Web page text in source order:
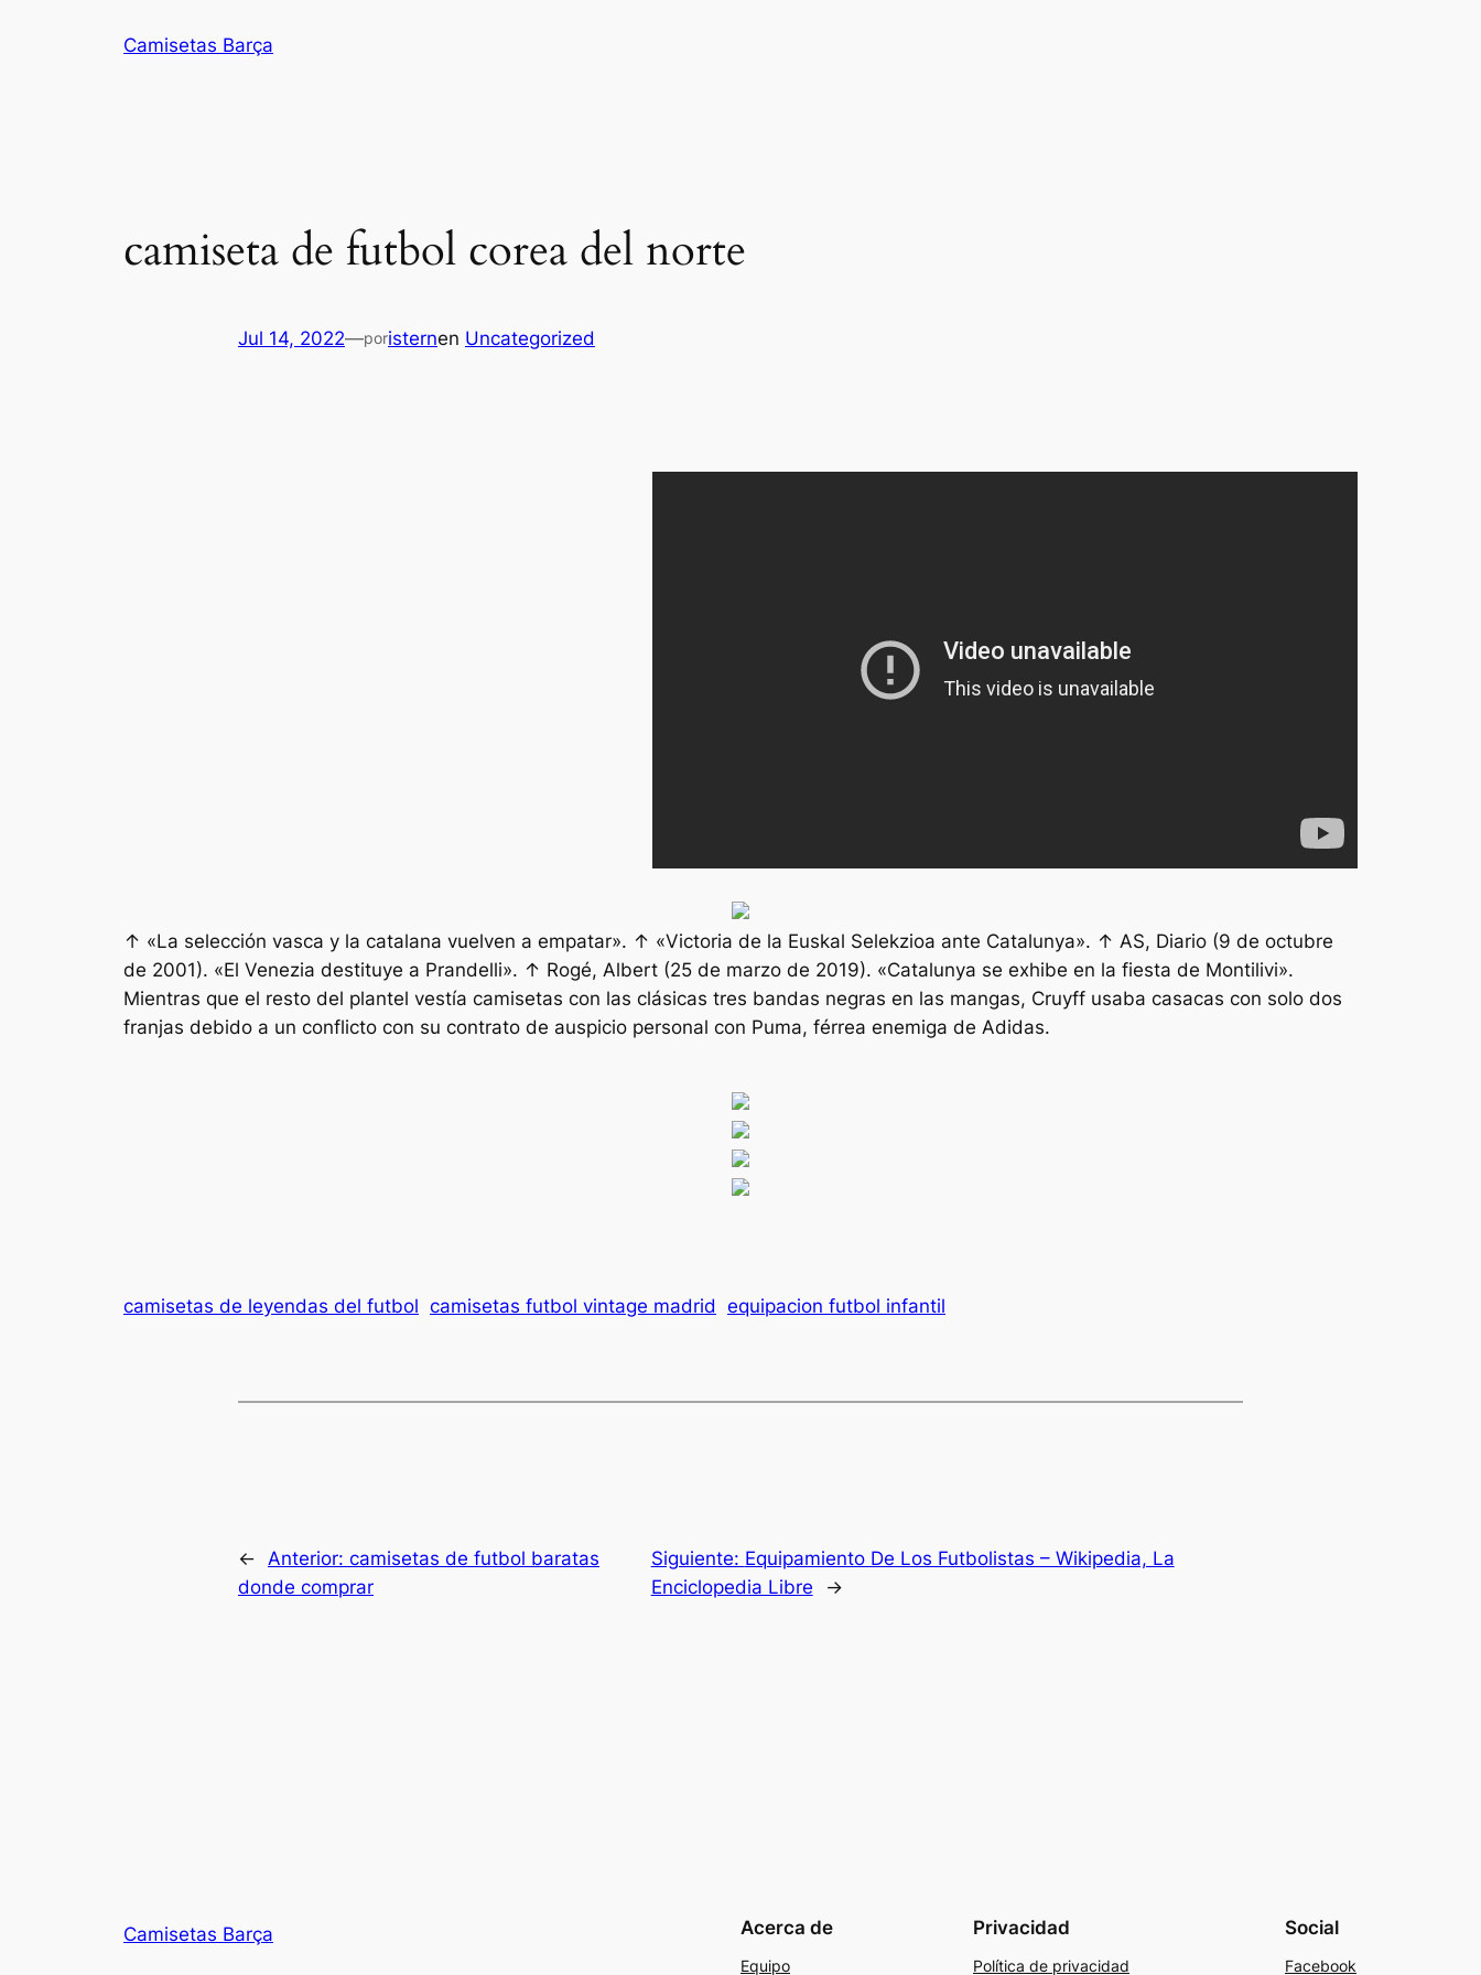
Camisetas Barça
camiseta de futbol corea del norte
Jul 14, 2022—poristernen Uncategorized
↑ «La selección vasca y la catalana vuelven a empatar». ↑ «Victoria de la Euskal Selekzioa ante Catalunya». ↑ AS, Diario (9 de octubre
de 2001). «El Venezia destituye a Prandelli». ↑ Rogé, Albert (25 de marzo de 2019). «Catalunya se exhibe en la fiesta de Montilivi».
Mientras que el resto del plantel vestía camisetas con las clásicas tres bandas negras en las mangas, Cruyff usaba casacas con solo dos
franjas debido a un conflicto con su contrato de auspicio personal con Puma, férrea enemiga de Adidas.
camisetas de leyendas del futbol camisetas futbol vintage madrid equipacion futbol infantil
← Anterior: camisetas de futbol baratas
donde comprar
Siguiente: Equipamiento De Los Futbolistas – Wikipedia, La
Enciclopedia Libre
→
Camisetas Barça Acerca de
Equipo
Privacidad
Política de privacidad
Social
Facebook